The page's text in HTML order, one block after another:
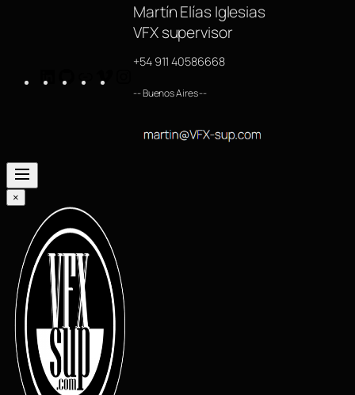
Martín Elías Iglesias
VFX supervisor
+54 911 40586668
-- Buenos Aires --
×